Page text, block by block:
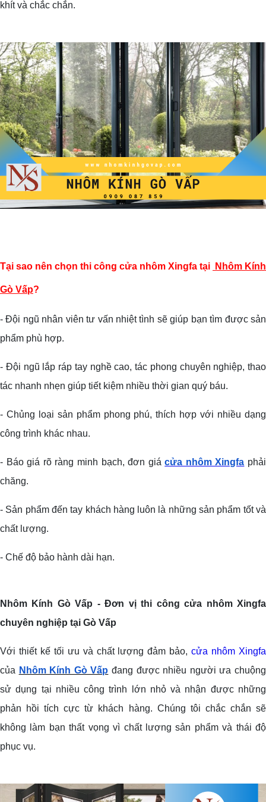
khít và chắc chắn.
Tại sao nên chọn thi công cửa nhôm Xingfa tại Nhôm Kính
Gò Vấp?
- Đội ngũ nhân viên tư vấn nhiệt tình sẽ giúp bạn tìm được sản
phẩm phù hợp.
- Đội ngũ lắp ráp tay nghề cao, tác phong chuyên nghiệp, thao
tác nhanh nhẹn giúp tiết kiệm nhiều thời gian quý báu.
- Chủng loại sản phẩm phong phú, thích hợp với nhiều dạng
công trình khác nhau.
- Báo giá rõ ràng minh bạch, đơn giácửa nhôm Xingfa phải
chăng.
- Sản phẩm đến tay khách hàng luôn là những sản phẩm tốt và
chất lượng.
- Chế độ bảo hành dài hạn.
Nhôm Kính Gò Vấp - Đơn vị thi công cửa nhôm Xingfa
chuyên nghiệp tại Gò Vấp
Với thiết kế tối ưu và chất lượng đảm bảo,cửa nhôm Xingfa
của Nhôm Kính Gò Vấp đang được nhiều người ưa chuộng
sử dụng tại nhiều công trình lớn nhỏ và nhận được những
phản hồi tích cực từ khách hàng. Chúng tôi chắc chắn sẽ
không làm bạn thất vọng vì chất lượng sản phẩm và thái độ
phục vụ.